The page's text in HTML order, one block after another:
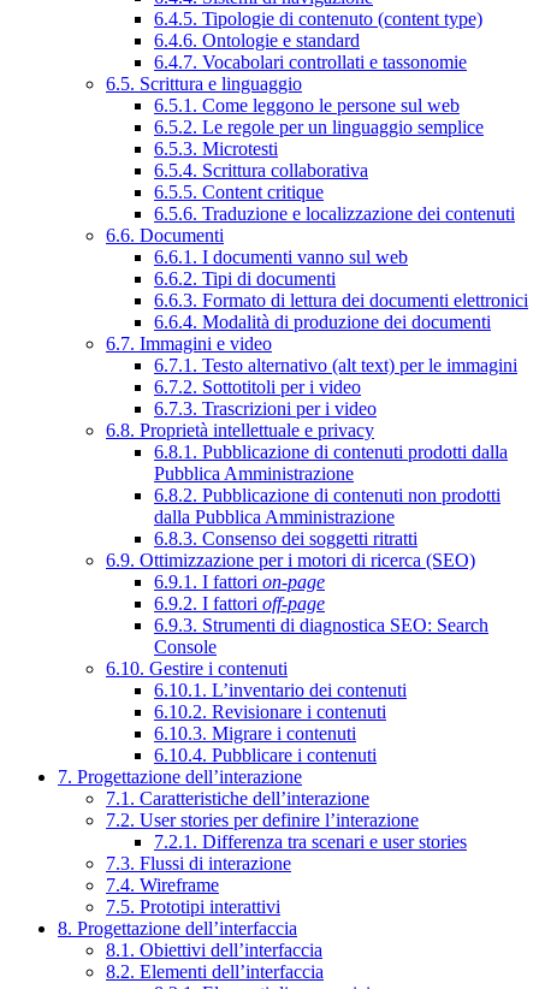
6.4.5. Tipologie di contenuto (content type)
6.4.6. Ontologie e standard
6.4.7. Vocabolari controllati e tassonomie
6.5. Scrittura e linguaggio
6.5.1. Come leggono le persone sul web
6.5.2. Le regole per un linguaggio semplice
6.5.3. Microtesti
6.5.4. Scrittura collaborativa
6.5.5. Content critique
6.5.6. Traduzione e localizzazione dei contenuti
6.6. Documenti
6.6.1. I documenti vanno sul web
6.6.2. Tipi di documenti
6.6.3. Formato di lettura dei documenti elettronici
6.6.4. Modalità di produzione dei documenti
6.7. Immagini e video
6.7.1. Testo alternativo (alt text) per le immagini
6.7.2. Sottotitoli per i video
6.7.3. Trascrizioni per i video
6.8. Proprietà intellettuale e privacy
6.8.1. Pubblicazione di contenuti prodotti dalla
Pubblica Amministrazione
6.8.2. Pubblicazione di contenuti non prodotti
dalla Pubblica Amministrazione
6.8.3. Consenso dei soggetti ritratti
6.9. Ottimizzazione per i motori di ricerca (SEO)
6.9.1. I fattori on-page
6.9.2. I fattori off-page
6.9.3. Strumenti di diagnostica SEO: Search
Console
6.10. Gestire i contenuti
6.10.1. L’inventario dei contenuti
6.10.2. Revisionare i contenuti
6.10.3. Migrare i contenuti
6.10.4. Pubblicare i contenuti
7. Progettazione dell’interazione
7.1. Caratteristiche dell’interazione
7.2. User stories per definire l’interazione
7.2.1. Differenza tra scenari e user stories
7.3. Flussi di interazione
7.4. Wireframe
7.5. Prototipi interattivi
8. Progettazione dell’interfaccia
8.1. Obiettivi dell’interfaccia
8.2. Elementi dell’interfaccia